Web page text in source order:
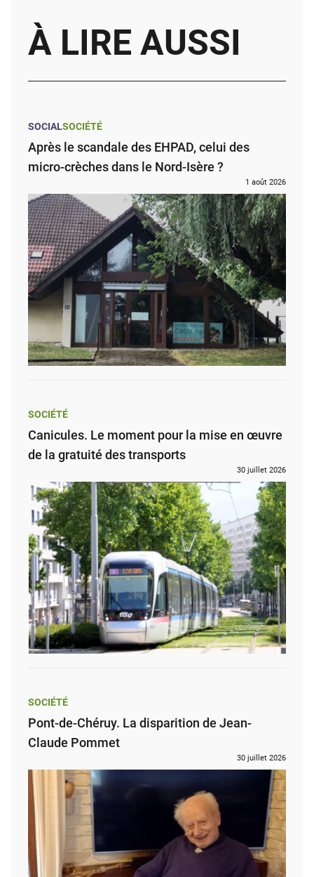
À LIRE AUSSI
SOCIALSOCIÉTÉ
Après le scandale des EHPAD, celui des
micro-crèches dans le Nord-Isère ?
1 août 2026
SOCIÉTÉ
Canicules. Le moment pour la mise en œuvre
de la gratuité des transports
30 juillet 2026
SOCIÉTÉ
Pont-de-Chéruy. La disparition de Jean-
Claude Pommet
30 juillet 2026